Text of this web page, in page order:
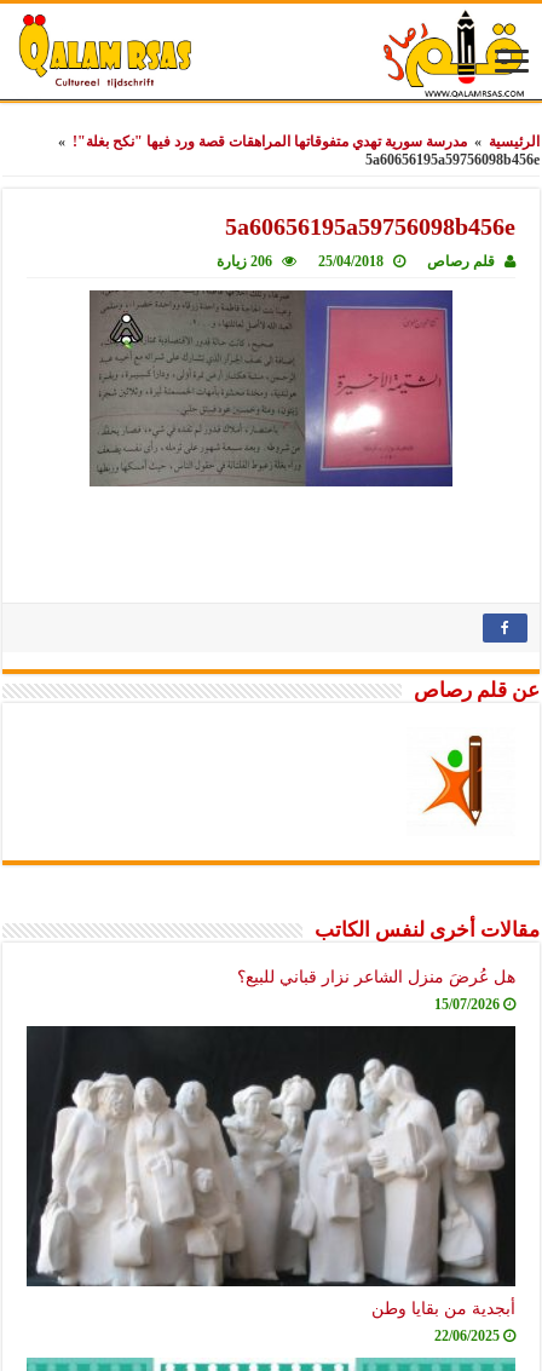
الرئيسية » مدرسة سورية تهدي متفوقاتها المراهقات قصة ورد فيها "نكح بغلة"! »
5a60656195a59756098b456e
5a60656195a59756098b456e
قلم رصاص 25/04/2018 206 زيارة
عن قلم رصاص
مقالات أخرى لنفس الكاتب
هل عُرضَ منزل الشاعر نزار قباني للبيع؟
15/07/2026
أبجدية من بقايا وطن
22/06/2025